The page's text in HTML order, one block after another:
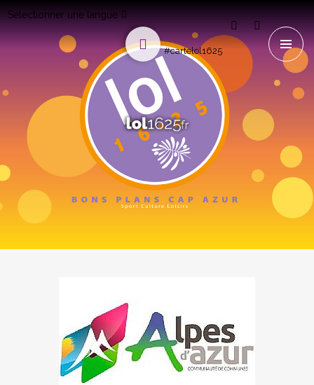
Sélectionner une langue
#cartelol1625